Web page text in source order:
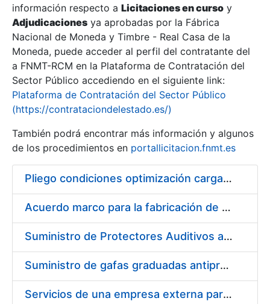
Show/Hide
Show/Hide
información respecto a Licitaciones en curso y
Adjudicaciones ya aprobadas por la Fábrica
Nacional de Moneda y Timbre - Real Casa de la
Moneda, puede acceder al perfil del contratante del
a FNMT-RCM en la Plataforma de Contratación del
Sector Público accediendo en el siguiente link:
Plataforma de Contratación del Sector Público
(https://contrataciondelestado.es/)
También podrá encontrar más información y algunos
de los procedimientos en portallicitacion.fnmt.es
Pliego condiciones optimización cargas compras firmado
Acuerdo marco para la fabricación de piezas
Suministro de Protectores Auditivos a medida para las personas trabajadoras de los Centros de Trabajo de Madrid y Burgos
Suministro de gafas graduadas antiproyecciones para los trabajadores de la FNMT-RCM en los centros de trabajo de Madrid y Burgos
Servicios de una empresa externa para el asesoramiento y resolución de los recursos de alzada que se presentan relacionados con procesos de selección para la FNMT-RCM